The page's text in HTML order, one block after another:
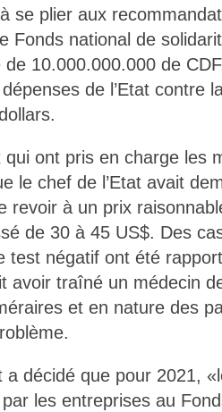
se plier aux
Fonds national de
10.000.000.000 de
de l’Etat contre
ont pris en charge les
le chef de l’Etat avait
revoir à un prix
de 30 à 45 US$. Des
test négatif ont été
avoir traîné un médecin
et en nature des
a décidé que pour 2021,
les entreprises au